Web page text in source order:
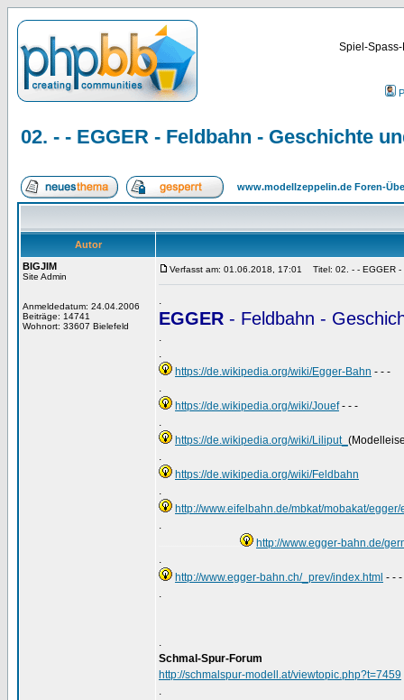
Spiel-
02. - - EGGER - Feldbahn - Geschichte
www.modellzeppelin.de Foren-
Autor
BIGJIM
Site Admin
Anmeldedatum: 24.04.2006
Beiträge: 14741
Wohnort: 33607 Bielefeld
Verfasst am: 01.06.2018, 17:01 Titel: 02. - - EGGER -
.
EGGER - Feldbahn -
.
.
https://de.wikipedia.org/wiki/Egger-Bahn - - -
.
https://de.wikipedia.org/wiki/Jouef- - -
.
https://de.wikipedia.org/wiki/Liliput_
.
https://de.wikipedia.org/wiki/Feldbahn
.
http://www.eifelbahn.de/mbkat/mobakat/egger/
.
http://www.egger-bahn.de/
.
http://www.egger-bahn.ch/_prev/index.html - - -
.
.
Schmal-Spur-Forum
http://schmalspur-modell.at/viewtopic.php?t=7459
.